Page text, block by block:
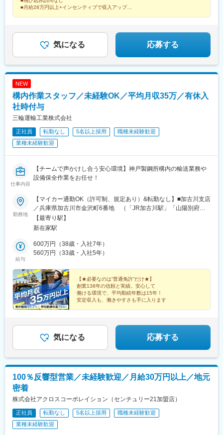
■月給28万円以上+インセンティブで収入アップ
気になる 応募する
NEW
構内作業スタッフ／未経験OK／平均月収35万／有休入
社時付与
三輪運輸工業株式会社
正社員 転勤なし 5名以上採用
職種未経験歓迎
業種未経験歓迎
仕事内容
【チームで声かけし合う安心環境】神戸製鋼所構内の輸送業務や
設備保全作業をお任せ！
勤務地
【マイカー通勤OK（許可制、規定あり）&転勤なし】■加古川支店
／兵庫県加古川市金沢町6番地 （「JR加古川駅」「山陽別府
駅」から通勤専用バスあり）■神戸支店／兵庫県神戸市灘区灘浜東
町2番地★神戸製鋼所構内での勤務だから、仕事量が安定。景気に
択いただけます◎U・Iターン歓迎◎駐車場無料
【最寄り駅】
新在家駅
給与
600万円（38歳・入社7年）
560万円（33歳・入社5年）
【★必要なのは“普通免許”だけ★】
創業138年の信頼と実績。安心して
働ける環境で、平均勤続年数は15年！
安定収入も、働きやすさも手に入ります
気になる 応募する
100％反響型営業／未経験歓迎／月給30万円以上／地元
密着
株式会社アクロスコーポレイション（センチュリー21加盟店）
正社員 転勤なし 5名以上採用
職種未経験歓迎
業種未経験歓迎